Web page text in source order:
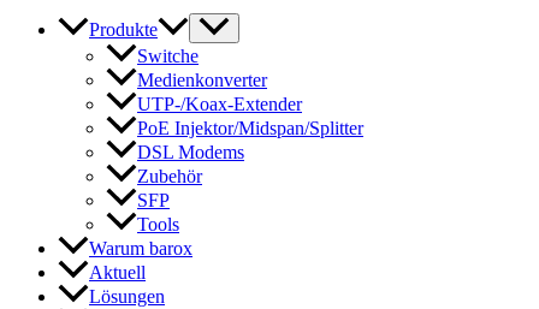
Produkte
Switche
Medienkonverter
UTP-/Koax-Extender
PoE Injektor/Midspan/Splitter
DSL Modems
Zubehör
SFP
Tools
Warum barox
Aktuell
Lösungen